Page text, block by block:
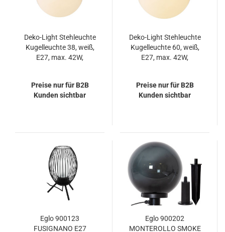
Deko-Light Stehleuchte
Kugelleuchte 38, weiß,
E27, max. 42W,
Preise nur für B2B
Kunden sichtbar
Deko-Light Stehleuchte
Kugelleuchte 60, weiß,
E27, max. 42W,
Preise nur für B2B
Kunden sichtbar
Eglo 900123
FUSIGNANO E27
Eglo 900202
MONTEROLLO SMOKE